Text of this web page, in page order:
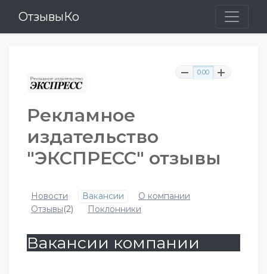
ОтзывыКо
0.00
Рекламное
издательство
"ЭКСПРЕСС" отзывы
Новости Вакансии
О компании
Отзывы(2) Поклонники
Вакансии компании